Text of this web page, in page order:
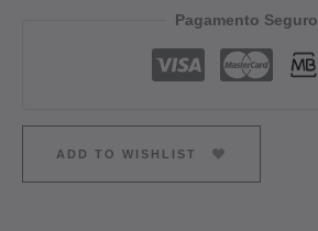
Pagamento Seguro
ADD TO WISHLIST